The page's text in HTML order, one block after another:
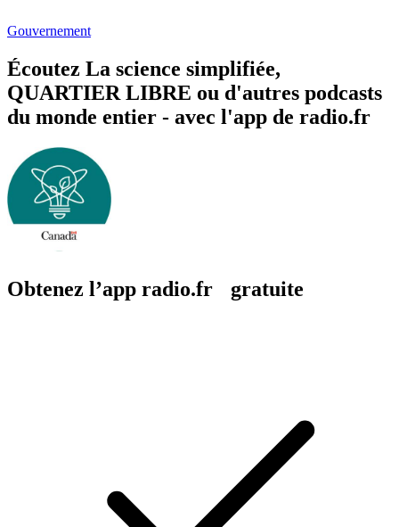
Gouvernement
Écoutez La science simplifiée,
QUARTIER LIBRE ou d'autres podcasts
du monde entier - avec l'app de radio.fr
Obtenez l’app radio.fr gratuite